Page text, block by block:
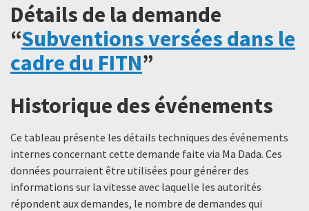
Détails de la demande
“Subventions versées dans le
cadre du FITN”
Historique des événements
Ce tableau présente les détails techniques des événements
internes concernant cette demande faite via Ma Dada. Ces
données pourraient être utilisées pour générer des
informations sur la vitesse avec laquelle les autorités
répondent aux demandes, le nombre de demandes qui